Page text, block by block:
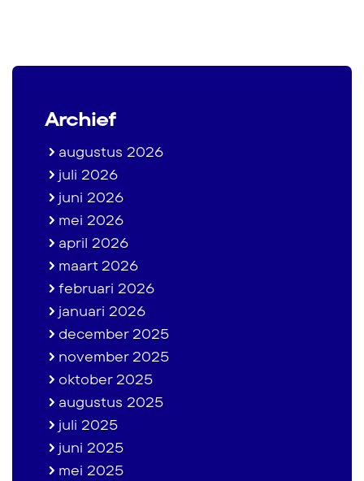
Archief
augustus 2026
juli 2026
juni 2026
mei 2026
april 2026
maart 2026
februari 2026
januari 2026
december 2025
november 2025
oktober 2025
augustus 2025
juli 2025
juni 2025
mei 2025